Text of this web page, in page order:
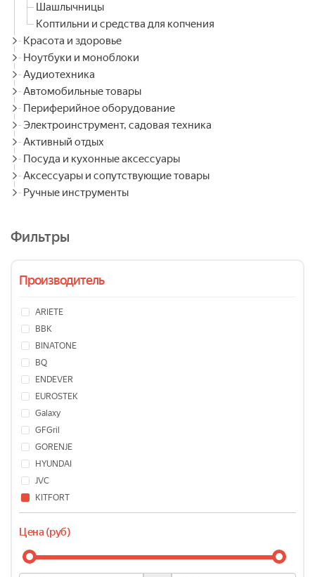
Шашлычницы
Коптильни и средства для копчения
Красота и здоровье
Ноутбуки и моноблоки
Аудиотехника
Автомобильные товары
Периферийное оборудование
Электроинструмент, садовая техника
Активный отдых
Посуда и кухонные аксессуары
Аксессуары и сопутствующие товары
Ручные инструменты
Фильтры
Производитель
ARIETE
BBK
BINATONE
BQ
ENDEVER
EUROSTEK
Galaxy
GFGril
GORENJE
HYUNDAI
JVC
KITFORT
MOULINEX
OASIS
Цена (руб)